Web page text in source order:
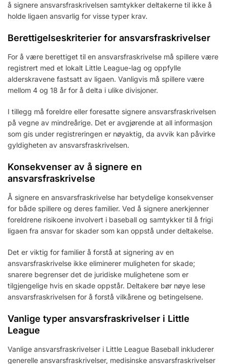
å signere ansvarsfraskrivelsen samtykker deltakerne til ikke å
holde ligaen ansvarlig for visse typer krav.
Berettigelseskriterier for ansvarsfraskrivelser
For å være berettiget til en ansvarsfraskrivelse må spillere være
registrert med et lokalt Little League-lag og oppfylle
alderskravene fastsatt av ligaen. Vanligvis må spillere være
mellom 4 og 18 år for å delta i ulike divisjoner.
I tillegg må foreldre eller foresatte signere ansvarsfraskrivelsen
på vegne av mindreårige. Det er avgjørende at all informasjon
som gis under registreringen er nøyaktig, da avvik kan påvirke
gyldigheten av ansvarsfraskrivelsen.
Konsekvenser av å signere en
ansvarsfraskrivelse
Å signere en ansvarsfraskrivelse har betydelige konsekvenser
for både spillere og deres familier. Ved å signere anerkjenner
foreldrene risikoene involvert i baseball og samtykker til å frigi
ligaen fra ansvar for skader som kan oppstå under deltakelse.
Det er viktig for familier å forstå at signering av en
ansvarsfraskrivelse ikke eliminerer muligheten for skade;
snarere begrenser det de juridiske mulighetene som er
tilgjengelige hvis en skade oppstår. Deltakere bør nøye lese
ansvarsfraskrivelsen for å forstå vilkårene og betingelsene.
Vanlige typer ansvarsfraskrivelser i Little
League
Vanlige ansvarsfraskrivelser i Little League Baseball inkluderer
generelle ansvarsfraskrivelser, medisinske ansvarsfraskrivelser